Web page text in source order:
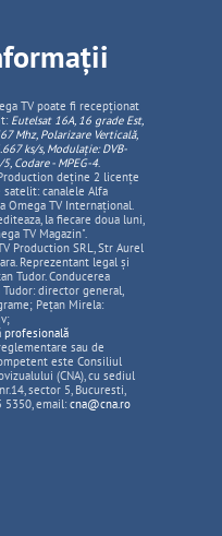
TV poate fi recepționat
Eutelsat 16A, 16 grade Est,
Mhz, PolarizareVerticală,
ks/s, Modulație: DVB-
Codare - MPEG-4.
deține 2 licențe
satelit: canalele Alfa
Omega TV Internațional.
la fiecare doua luni,
TV Magazin".
Production SRL, Str Aurel
Reprezentant legal și
Tudor. Conducerea
director general,
Pețan Mirela:
profesională
sau de
este Consiliul
(CNA), cu sediul
sector 5, Bucuresti,
5350, email: cna@cna.ro